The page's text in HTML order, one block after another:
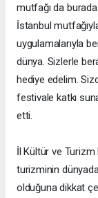
mutfağı da
İstanbul
uygulamalarıyla
dünya. Sizlerle
hediye edelim.
festivale katkı
etti.
İl Kültür ve
turizminin
olduğuna dikkat